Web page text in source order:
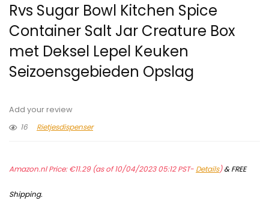
Rvs Sugar Bowl Kitchen Spice
Container Salt Jar Creature Box
met Deksel Lepel Keuken
Seizoensgebieden Opslag
Add your review
16
Rietjesdispenser
Amazon.nl Price:€11.29(as of 10/04/2023 05:12 PST- Details)&FREE
Shipping.